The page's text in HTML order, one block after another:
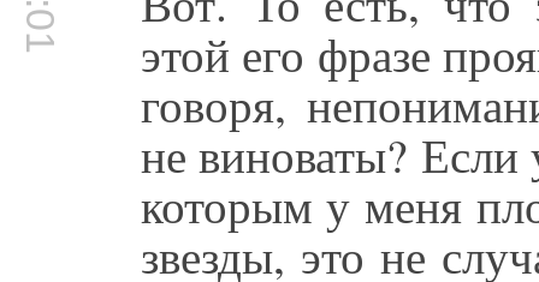
этой его фразе
говоря,
не виноваты? Если
которым у меня
звезды, это не